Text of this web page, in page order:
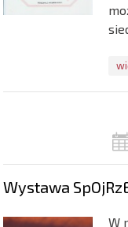
Wystawa
W